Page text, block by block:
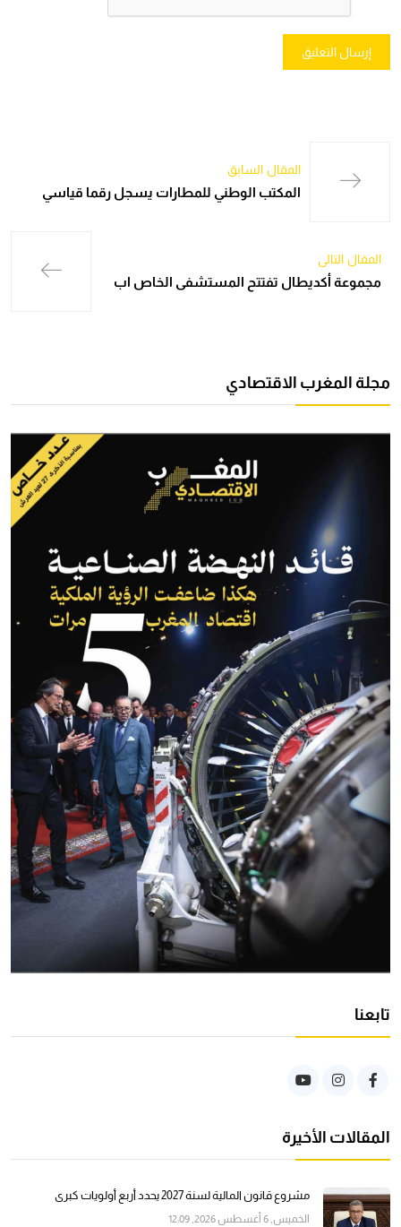
المقال السابق
المكتب الوطني للمطارات يسجل رقما قياسي
المقال التالي
مجموعة أكديطال تفتتح المستشفى الخاص اب
مجلة المغرب الاقتصادي
تابعنا
المقالات الأخيرة
مشروع قانون المالية لسنة 2027 يحدد أربع أولويات كبرى
الخميس, 6 أغسطس 2026, 12:09